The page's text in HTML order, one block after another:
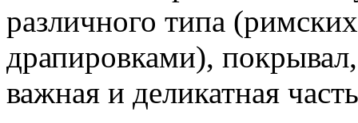
различного типа
драпировками),
важная и деликатная